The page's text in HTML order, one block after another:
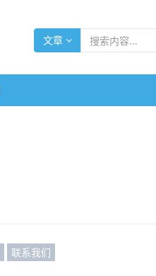
文章
联系我们